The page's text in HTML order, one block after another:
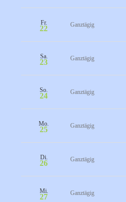
Fr.
22 Ganztägig
Sa.
23 Ganztägig
So.
24 Ganztägig
Mo.
25 Ganztägig
Di.
26 Ganztägig
Mi.
27 Ganztägig